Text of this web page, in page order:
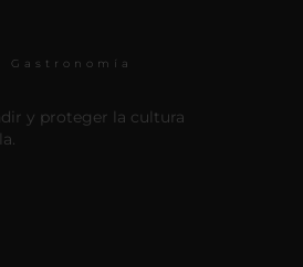
Gastronomía
y proteger la cultura